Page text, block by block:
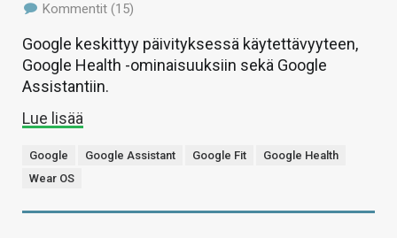
Kommentit (15)
Google keskittyy päivityksessä käytettävyyteen,
Google Health -ominaisuuksiin sekä Google
Assistantiin.
Lue lisää
Google Google Assistant Google Fit
Google Health
Wear OS